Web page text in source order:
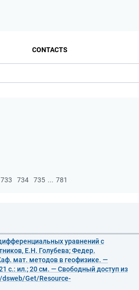
CONTACTS
733 734 735 ... 781
уравнений с
Е.Н. Голубева; Федер.
мат. методов в геофизике. —
с.: ил.; 20 см. — Свободный доступ из
dsweb/Get/Resource-